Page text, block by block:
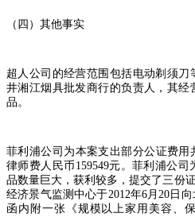
（四）其他事实
超人公司的经营范围包括电动剃须
井湘江烟具批发商行的负责人，其经
品。
菲利浦公司为本案支出部分公证费用
律师费人民币 159549元。菲利浦公司
品数量巨大，获利较多，提交了三份证
经济景气监测中心于2012年6月 20 日
函内附一张《规模以上家用美容、